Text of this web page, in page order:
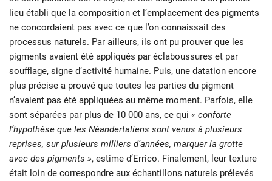
lieu établi que la composition et l’emplacement des pigments
ne concordaient pas avec ce que l’on connaissait des
processus naturels. Par ailleurs, ils ont pu prouver que les
pigments avaient été appliqués par éclaboussures et par
soufflage, signe d’activité humaine. Puis, une datation encore
plus précise a prouvé que toutes les parties du pigment
n’avaient pas été appliquées au même moment. Parfois, elle
sont séparées par plus de 10 000 ans, ce qui « conforte
l’hypothèse que les Néandertaliens sont venus à plusieurs
reprises, sur plusieurs milliers d’années, marquer la grotte
avec des pigments », estime d’Errico. Finalement, leur texture
était loin de correspondre aux échantillons naturels prélevés